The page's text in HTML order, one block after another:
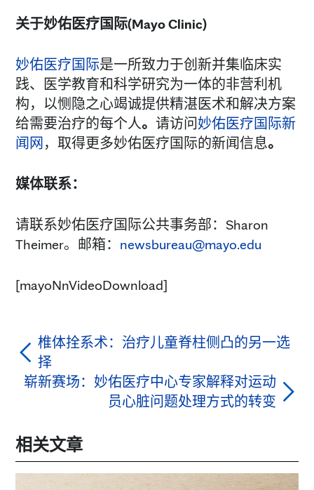
关于妙佑医疗国际(Mayo Clinic)
妙佑医疗国际是一所致力于创新并集临床实
践、医学教育和科学研究为一体的非营利机
构，以恻隐之心竭诚提供精湛医术和解决方案
给需要治疗的每个人。 请访问 妙佑医疗国际新
闻网 ，取得更多妙佑医疗国际的新闻信息。
媒体联系：
请联系妙佑医疗国际公共事务部：Sharon
Theimer。邮箱： newsbureau@mayo.edu
[mayoNnVideoDownload]
椎体拴系术：治疗儿童脊柱侧凸的另一选
择
崭新赛场：妙佑医疗中心专家解释对运动
员心脏问题处理方式的转变
相关文章